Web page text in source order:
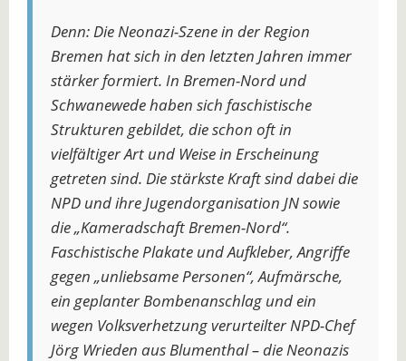
Denn: Die Neonazi-Szene in der Region
Bremen hat sich in den letzten Jahren immer
stärker formiert. In Bremen-Nord und
Schwanewede haben sich faschistische
Strukturen gebildet, die schon oft in
vielfältiger Art und Weise in Erscheinung
getreten sind. Die stärkste Kraft sind dabei die
NPD und ihre Jugendorganisation JN sowie
die „Kameradschaft Bremen-Nord“.
Faschistische Plakate und Aufkleber, Angriffe
gegen „unliebsame Personen“, Aufmärsche,
ein geplanter Bombenanschlag und ein
wegen Volksverhetzung verurteilter NPD-Chef
Jörg Wrieden aus Blumenthal – die Neonazis